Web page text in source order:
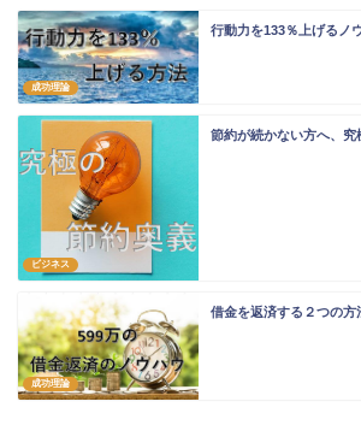
成功理論
行動力を133％上げるノ
ビジネス
節約が続かない方へ、究
成功理論
借金を返済する２つの方